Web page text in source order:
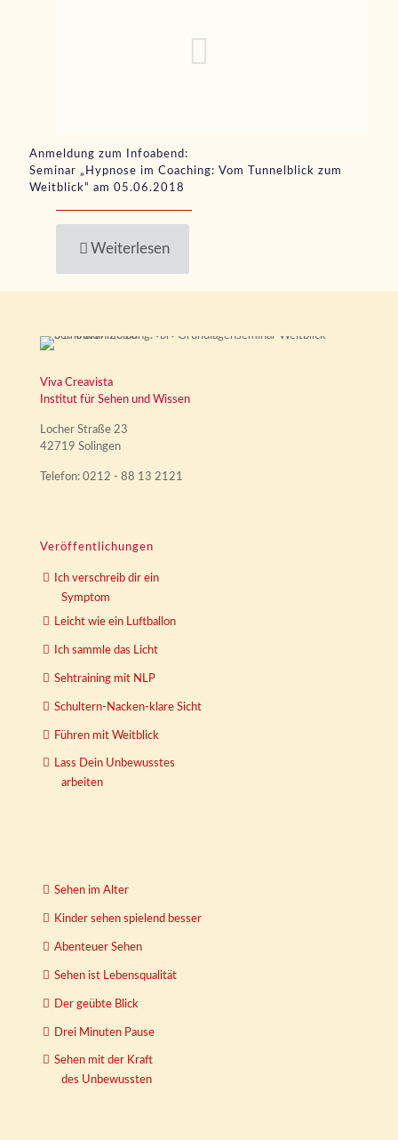
Anmeldung zum Infoabend:
Seminar „Hypnose im Coaching: Vom Tunnelblick zum
Weitblick“ am 05.06.2018
Weiterlesen
Viva Creavista
Institut für Sehen und Wissen
Locher Straße 23
42719 Solingen
Telefon: 0212 - 88 13 2121
Veröffentlichungen
Ich verschreib dir ein
Symptom
Leicht wie ein Luftballon
Ich sammle das Licht
Sehtraining mit NLP
Schultern-Nacken-klare Sicht
Führen mit Weitblick
Lass Dein Unbewusstes
arbeiten
Sehen im Alter
Kinder sehen spielend besser
Abenteuer Sehen
Sehen ist Lebensqualität
Der geübte Blick
Drei Minuten Pause
Sehen mit der Kraft
des Unbewussten